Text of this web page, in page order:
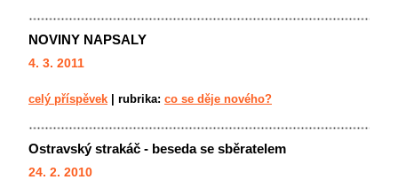
NOVINY NAPSALY
4. 3. 2011
celý příspěvek rubrika: co se děje nového?
Ostravský strakáč - beseda se sběratelem
24. 2. 2010